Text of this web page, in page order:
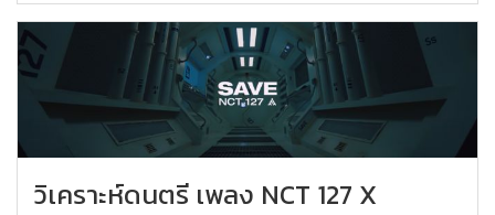
วิเคราะห์ดนตรี เพลง NCT 127 X